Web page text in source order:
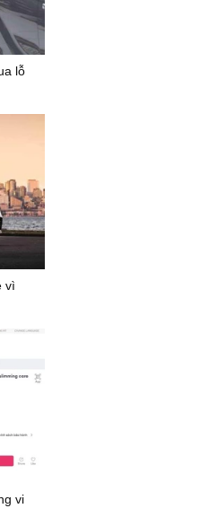
lỗ
vì
vi